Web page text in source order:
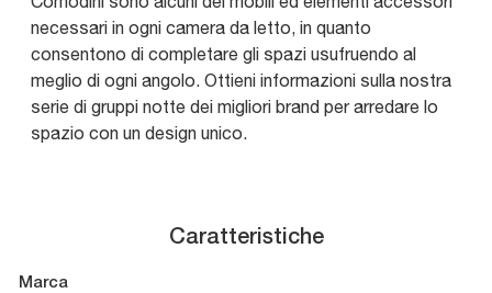
necessari in ogni camera da letto, in quanto
consentono di completare gli spazi usufruendo al
meglio di ogni angolo. Ottieni informazioni sulla nostra
serie di gruppi notte dei migliori brand per arredare lo
spazio con un design unico.
Caratteristiche
Marca